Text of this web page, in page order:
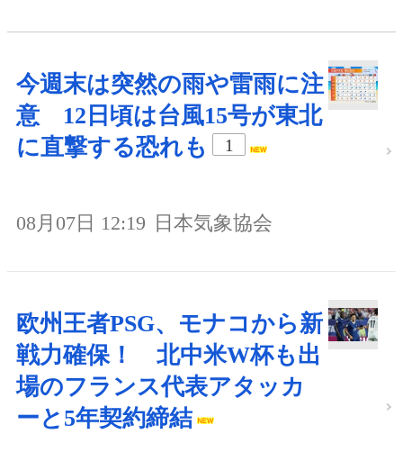
今週末は突然の雨や雷雨に注
意 12日頃は台風15号が東北
に直撃する恐れも
1
08月07日 12:19 日本気象協会
欧州王者PSG、モナコから新
戦力確保！ 北中米W杯も出
場のフランス代表アタッカ
ーと5年契約締結